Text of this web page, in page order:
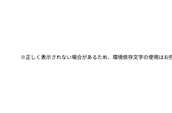
※正しく表示されない場合があるため、環境依存文字の使用はお